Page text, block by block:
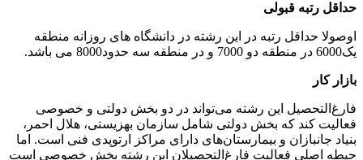
حداقل رتبه قبولی
اوصولا حداقل رتبه در این رشته در دانشگاه های روزانه منطقه
یک6000 در منطقه دو 7000 و در منطقه سه حدود8000 می باشد.
بازار کار
فارغ‌التحصیل‌ این‌ رشته‌ می‌تواند در دو بخش‌ دولتی‌ و خصوصی‌
فعالیت‌ کند که‌ بخش‌ دولتی‌ شامل‌ سازمان‌ بهزیستی‌، هلال‌ احمر،
بنیاد جانبازان‌ و بیمارستان‌های‌ دارای‌ مراکز ارتوپدی‌ فنی‌ است‌. اما
حیطه‌ اصلی‌ فعالیت‌ فارغ‌التحصیلان‌ این‌ رشته‌ بخش‌ خصوصی‌ است‌